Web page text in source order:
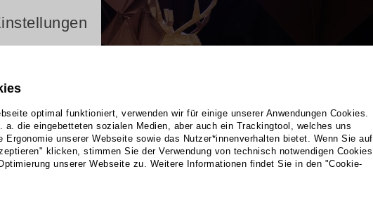
optimal funktioniert, verwenden wir für einige unserer Anwendungen Cookies.
a. die eingebetteten sozialen Medien, aber auch ein Trackingtool, welches uns
Ergonomie unserer Webseite sowie das Nutzer*innenverhalten bietet. Wenn Sie auf
klicken, stimmen Sie der Verwendung von technisch notwendigen Cookies
unserer Webseite zu. Weitere Informationen findet Sie in den "Cookie-